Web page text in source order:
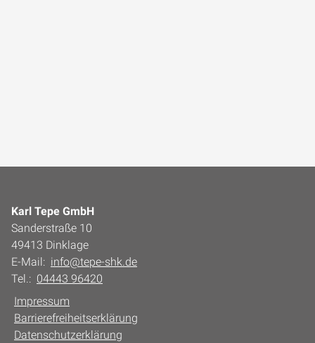
Karl Tepe GmbH
Sanderstraße 10
49413 Dinklage
E-Mail: info@tepe-shk.de
Tel.: 04443 96420
Impressum
Barrierefreiheitserklärung
Datenschutzerklärung